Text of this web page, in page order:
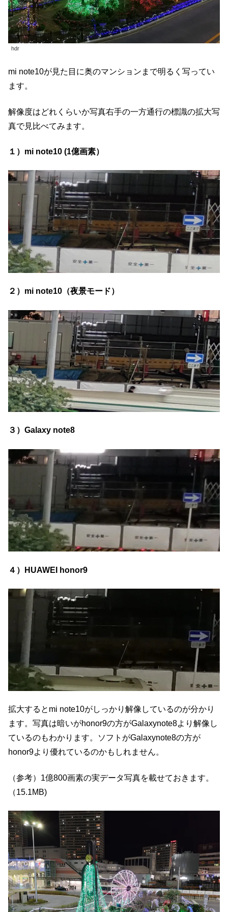
hdr
mi note10が見た目に奥のマンションまで明るく写ってい
ます。
解像度はどれくらいか写真右手の一方通行の標識の拡大写
真で見比べてみます。
１）mi note10 (1億画素）
２）mi note10（夜景モード）
３）Galaxy note8
４）HUAWEI honor9
拡大するとmi note10がしっかり解像しているのが分かり
ます。写真は暗いがhonor9の方がGalaxynote8より解像し
ているのもわかります。ソフトがGalaxynote8の方が
honor9より優れているのかもしれません。
（参考）1億800画素の実データ写真を載せておきます。
（15.1MB)